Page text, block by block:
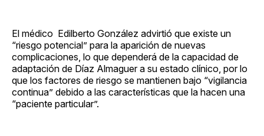
El médico Edilberto González advirtió que existe un
“riesgo potencial” para la aparición de nuevas
complicaciones, lo que dependerá de la capacidad de
adaptación de Díaz Almaguer a su estado clínico, por lo
que los factores de riesgo se mantienen bajo “vigilancia
continua” debido a las características que la hacen una
“paciente particular”.